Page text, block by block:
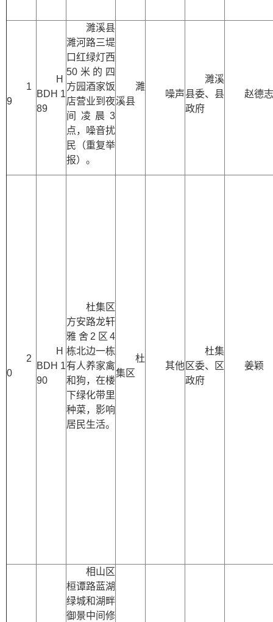
1
9
H
BDH 1
89
濉溪县
濉河路三堤
口红绿灯西
50米的四
方园酒家饭
店营业到夜
间凌晨3
点，噪音扰
民（重复举
报）。
濉
溪县
噪声
濉溪
县委、县
政府
赵德
2
0
H
BDH 1
90
杜集区
方安路龙轩
雅舍2区4
栋北边一栋
有人养家禽
和狗，在楼
下绿化带里
种菜，影响
居民生活。
杜
集区
其他
杜集
区委、区
政府
姜颖
相山区
桓谭路蓝湖
绿城和湖畔
御景中间修